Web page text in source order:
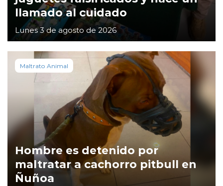
llamado al cuidado
Lunes 3 de agosto de 2026
Maltrato Animal
Hombre es detenido por
maltratar a cachorro pitbull en
Ñuñoa